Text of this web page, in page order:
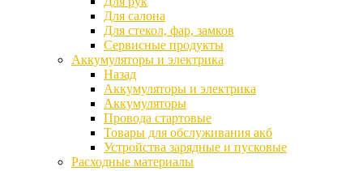
Для салона
Для стекол, фар, замков
Сервисные продукты
Аккумуляторы и электрика
Назад
Аккумуляторы и электрика
Аккумуляторы
Провода стартовые
Товары для обслуживания акб
Устройства зарядные и пусковые
Расходные материалы